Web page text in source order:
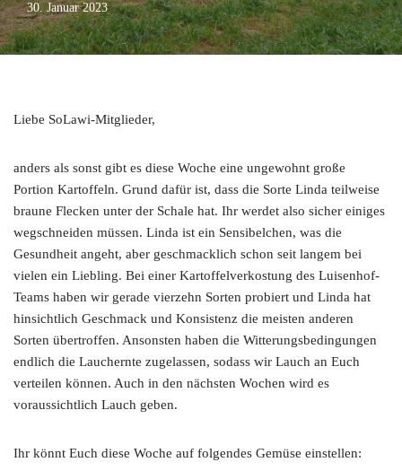
30. Januar 2023
Liebe SoLawi-Mitglieder,
anders als sonst gibt es diese Woche eine ungewohnt große
Portion Kartoffeln. Grund dafür ist, dass die Sorte Linda teilweise
braune Flecken unter der Schale hat. Ihr werdet also sicher einiges
wegschneiden müssen. Linda ist ein Sensibelchen, was die
Gesundheit angeht, aber geschmacklich schon seit langem bei
vielen ein Liebling. Bei einer Kartoffelverkostung des Luisenhof-
Teams haben wir gerade vierzehn Sorten probiert und Linda hat
hinsichtlich Geschmack und Konsistenz die meisten anderen
Sorten übertroffen. Ansonsten haben die Witterungsbedingungen
endlich die Lauchernte zugelassen, sodass wir Lauch an Euch
verteilen können. Auch in den nächsten Wochen wird es
voraussichtlich Lauch geben.
Ihr könnt Euch diese Woche auf folgendes Gemüse einstellen: